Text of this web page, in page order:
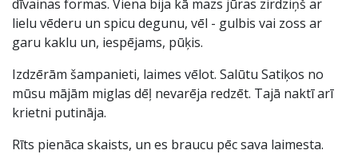
dīvainas formas. Viena bija kā mazs jūras zirdziņš ar
lielu vēderu un spicu degunu, vēl - gulbis vai zoss ar
garu kaklu un, iespējams, pūķis.
Izdzērām šampanieti, laimes vēlot. Salūtu Satiķos no
mūsu mājām miglas dēļ nevarēja redzēt. Tajā naktī arī
krietni putināja.
Rīts pienāca skaists, un es braucu pēc sava laimesta.